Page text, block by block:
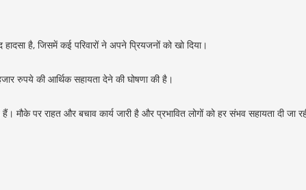
है, जिसमें कई परिवारों ने अपने प्रियजनों को खो दिया।
रुपये की आर्थिक सहायता देने की घोषणा की है।
पर राहत और बचाव कार्य जारी है और प्रभावित लोगों को हर संभव सहायता दी जा